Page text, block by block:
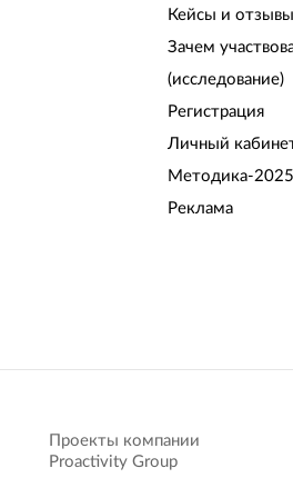
Кейсы и
Зачем
(исследование)
Регистрация
Личный
Методика-2025
Реклама
Проекты компании
Proactivity Group